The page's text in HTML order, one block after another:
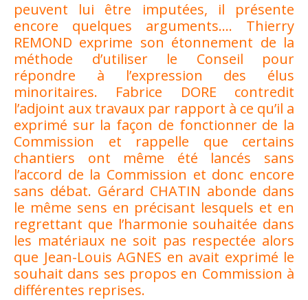
peuvent lui être imputées, il présente
encore quelques arguments…. Thierry
REMOND exprime son étonnement de la
méthode d’utiliser le Conseil pour
répondre à l’expression des élus
minoritaires. Fabrice DORE contredit
l’adjoint aux travaux par rapport à ce qu’il a
exprimé sur la façon de fonctionner de la
Commission et rappelle que certains
chantiers ont même été lancés sans
l’accord de la Commission et donc encore
sans débat. Gérard CHATIN abonde dans
le même sens en précisant lesquels et en
regrettant que l’harmonie souhaitée dans
les matériaux ne soit pas respectée alors
que Jean-Louis AGNES en avait exprimé le
souhait dans ses propos en Commission à
différentes reprises.